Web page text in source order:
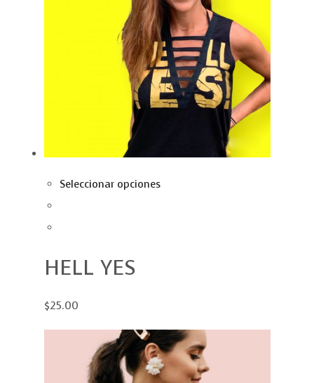
Seleccionar opciones
HELL YES
$25.00